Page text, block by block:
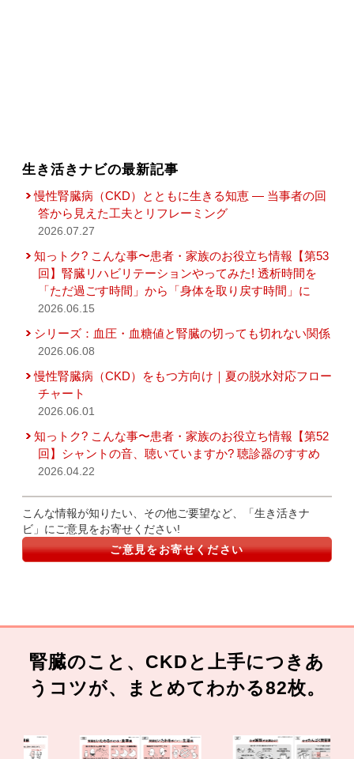
生き活きナビの最新記事
慢性腎臓病（CKD）とともに生きる知恵 — 当事者の回
答から見えた工夫とリフレーミング
2026.07.27
知っトク? こんな事〜患者・家族のお役立ち情報【第53
回】腎臓リハビリテーションやってみた! 透析時間を
「ただ過ごす時間」から「身体を取り戻す時間」に
2026.06.15
シリーズ：血圧・血糖値と腎臓の切っても切れない関係
2026.06.08
慢性腎臓病（CKD）をもつ方向け｜夏の脱水対応フロー
チャート
2026.06.01
知っトク? こんな事〜患者・家族のお役立ち情報【第52
回】シャントの音、聴いていますか? 聴診器のすすめ
2026.04.22
こんな情報が知りたい、その他ご要望など、「生き活きナ
ビ」にご意見をお寄せください!
ご意見をお寄せください
腎臓のこと、CKDと上手につきあ
うコツが、まとめてわかる82枚。